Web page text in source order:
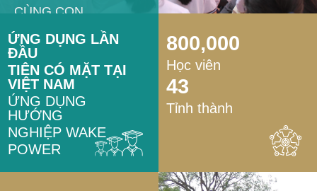
CÙNG CON
ỨNG DỤNG LẦN
ĐẦU
TIÊNCÓ MẶT TẠI
VIỆT NAM
ỨNG DỤNG
HƯỚNG
NGHIỆP WAKE
POWER
800,000
Học viên
43
Tỉnh thành